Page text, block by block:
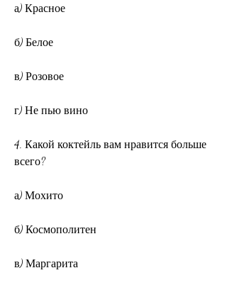
а) Красное
б) Белое
в) Розовое
г) Не пью вино
4. Какой коктейль вам нравится больше
всего?
а) Мохито
б) Космополитен
в) Маргарита